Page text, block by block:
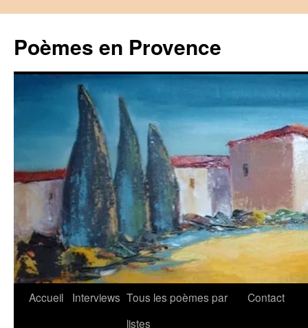
contenu
Poèmes en Provence
Accueil Interviews Tous les poèmes par
listes
Contact